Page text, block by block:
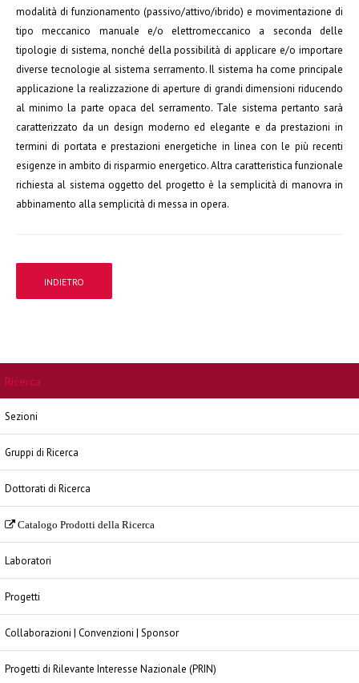
modalità di funzionamento (passivo/attivo/ibrido) e movimentazione di
tipo meccanico manuale e/o elettromeccanico a seconda delle
tipologie di sistema, nonché della possibilità di applicare e/o importare
diverse tecnologie al sistema serramento. Il sistema ha come principale
applicazione la realizzazione di aperture di grandi dimensioni riducendo
al minimo la parte opaca del serramento. Tale sistema pertanto sarà
caratterizzato da un design moderno ed elegante e da prestazioni in
termini di portata e prestazioni energetiche in linea con le più recenti
esigenze in ambito di risparmio energetico. Altra caratteristica funzionale
richiesta al sistema oggetto del progetto è la semplicità di manovra in
abbinamento alla semplicità di messa in opera.
Ricerca
Sezioni
Gruppi di Ricerca
Dottorati di Ricerca
Catalogo Prodotti della Ricerca
Laboratori
Progetti
Collaborazioni | Convenzioni | Sponsor
Progetti di Rilevante Interesse Nazionale (PRIN)